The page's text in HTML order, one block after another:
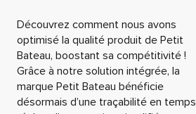
Découvrez comment nous avons
optimisé la qualité produit de Petit
Bateau, boostant sa compétitivité !
Grâce à notre solution intégrée, la
marque Petit Bateau bénéficie
désormais d’une traçabilité en temps